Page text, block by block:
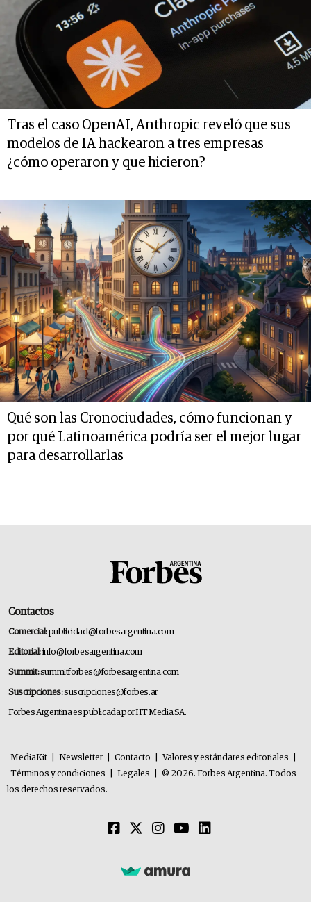
Tras el caso OpenAI, Anthropic reveló que sus
modelos de IA hackearon a tres empresas
¿cómo operaron y que hicieron?
Qué son las Cronociudades, cómo funcionan y
por qué Latinoamérica podría ser el mejor lugar
para desarrollarlas
Contactos
Comercial:publicidad@forbesargentina.com
Editorial:info@forbesargentina.com
Summit:summitforbes@forbesargentina.com
Suscripciones:suscripciones@forbes.ar
Forbes Argentina es publicada por HT Media SA.
MediaKit Newsletter Contacto Valores y estándares editoriales
Términos y condiciones
Legales
© 2026. Forbes Argentina. Todos
los derechos reservados.